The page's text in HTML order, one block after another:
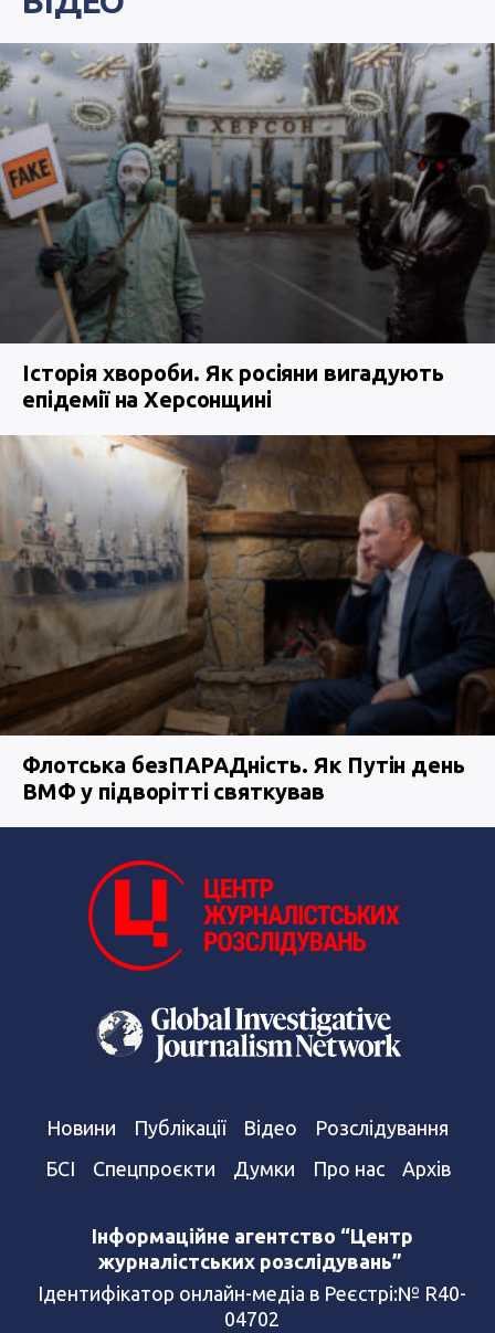
Історія хвороби. Як росіяни вигадують
епідемії на Херсонщині
Флотська безПАРАДність. Як Путін день
ВМФ у підворітті святкував
Новини Публікації Відео
Розслідування
БСІ
Спецпроєкти Думки Про нас Архів
Інформаційне агентство “Центр
журналістських розслідувань”
Ідентифікатор онлайн-медіа в Реєстрі:№ R40-
04702